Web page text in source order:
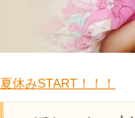
夏休みSTART！！！